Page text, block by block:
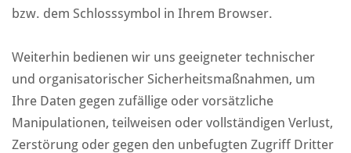
bzw. dem Schlosssymbol in Ihrem Browser.
Weiterhin bedienen wir uns geeigneter technischer
und organisatorischer Sicherheitsmaßnahmen, um
Ihre Daten gegen zufällige oder vorsätzliche
Manipulationen, teilweisen oder vollständigen Verlust,
Zerstörung oder gegen den unbefugten Zugriff Dritter